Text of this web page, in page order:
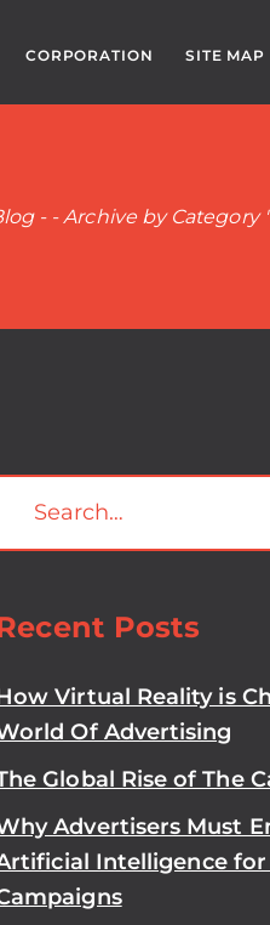
CORPORATION SITE MAP
- - Archive by Category
Posts
Virtual Reality is
Of Advertising
Global Rise of The
Advertisers Must
Intelligence